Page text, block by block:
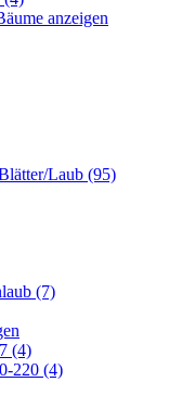
anzeigen
Laub (95)
(7)
(4)
220 (4)